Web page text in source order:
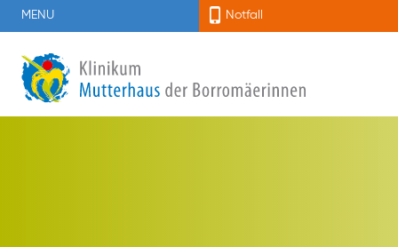
MENU Notfall